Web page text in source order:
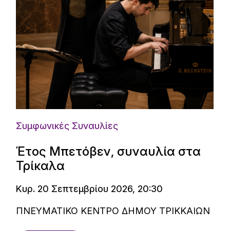
Συμφωνικές Συναυλίες
Έτος Μπετόβεν, συναυλία στα
Τρίκαλα
Κυρ. 20 Σεπτεμβρίου 2026, 20:30
ΠΝΕΥΜΑΤΙΚΟ ΚΕΝΤΡΟ ΔΗΜΟΥ ΤΡΙΚΚΑΙΩΝ